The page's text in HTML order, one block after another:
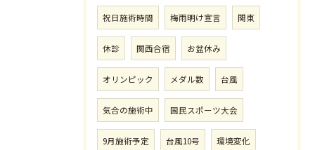
祝日施術時間 梅雨明け宣言 関東
休診 関西合宿 お盆休み
オリンピック メダル数 台風
気合の施術中 国民スポーツ大会
9月施術予定 台風10号 環境変化